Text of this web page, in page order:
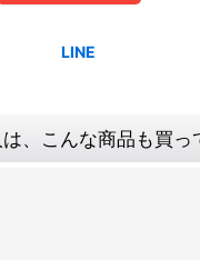
、こんな商品も買っ